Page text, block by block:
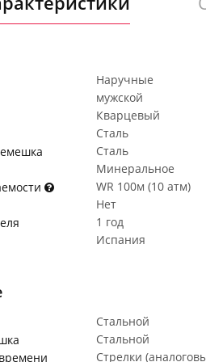
Наручные
мужской
Кварцевый
Сталь
Сталь
Минеральное
WR 100м (10 атм)
Нет
1 год
Испания
Стальной
Стальной
Стрелки